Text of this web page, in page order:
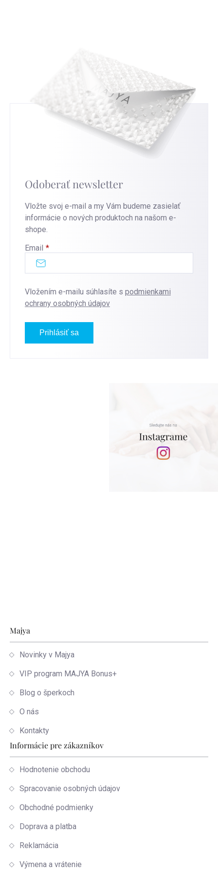
Odoberať newsletter
Vložte svoj e-mail a my Vám budeme zasielať
informácie o nových produktoch na našom e-
shope.
Email
Vložením e-mailu súhlasíte s podmienkami
ochrany osobných údajov
Prihlásiť sa
Zápätie
Majya
Novinky v Majya
VIP program MAJYA Bonus+
Blog o šperkoch
O nás
Kontakty
Informácie pre zákazníkov
Hodnotenie obchodu
Spracovanie osobných údajov
Obchodné podmienky
Doprava a platba
Reklamácia
Výmena a vrátenie